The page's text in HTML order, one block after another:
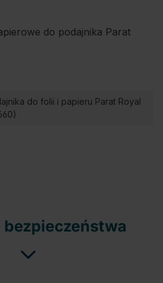
do podajnika Parat
do folii i papieru Parat Royal